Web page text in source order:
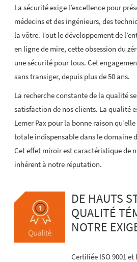
La sécurité exige l’excellence pour
médecins et des ingénieurs, des
la vôtre. Tout le développement de
en ligne de mire, cette obsession du
une sécurité pour tous. Cet
sans transiger, depuis plus de 50 ans.
La recherche constante de la qualité
satisfaction de nos clients. La qualité
Lemer Pax pour la bonne raison
totale indispensable dans le domaine
Cet effet miroir est caractéristique de
inhérent à notre réputation.
DE HAUTS
QUALITÉ
NOTRE
Certifiée ISO 9001 et